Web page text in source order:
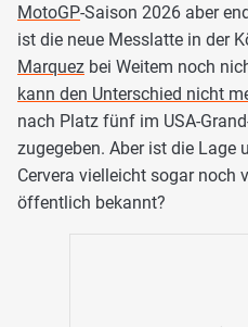
MotoGP-Saison 2026 aber
ist die neue Messlatte in der
Marquez bei Weitem noch
kann den Unterschied nicht
nach Platz fünf im USA-
zugegeben. Aber ist die Lage
Cervera vielleicht sogar noch
öffentlich bekannt?